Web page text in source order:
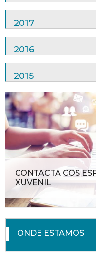
2017
2016
2015
CONTACTA COS
XUVENIL
ONDE ESTAMOS